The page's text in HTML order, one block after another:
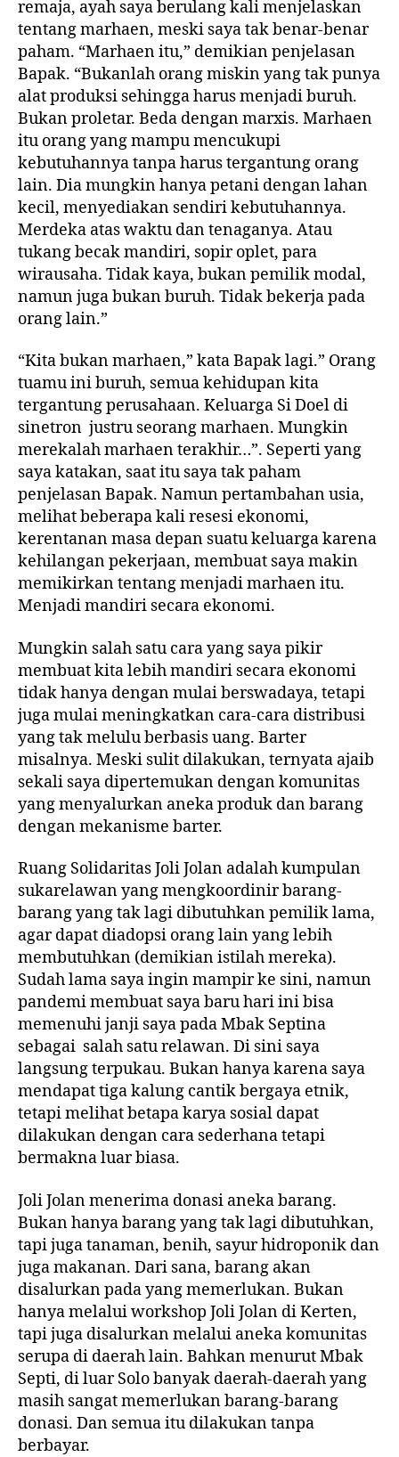
remaja, ayah saya berulang kali menjelaskan
tentang marhaen, meski saya tak benar-benar
paham. “Marhaen itu,” demikian penjelasan
Bapak. “Bukanlah orang miskin yang tak punya
alat produksi sehingga harus menjadi buruh.
Bukan proletar. Beda dengan marxis. Marhaen
itu orang yang mampu mencukupi
kebutuhannya tanpa harus tergantung orang
lain. Dia mungkin hanya petani dengan lahan
kecil, menyediakan sendiri kebutuhannya.
Merdeka atas waktu dan tenaganya. Atau
tukang becak mandiri, sopir oplet, para
wirausaha. Tidak kaya, bukan pemilik modal,
namun juga bukan buruh. Tidak bekerja pada
orang lain.”
“Kita bukan marhaen,” kata Bapak lagi.” Orang
tuamu ini buruh, semua kehidupan kita
tergantung perusahaan. Keluarga Si Doel di
sinetron justru seorang marhaen. Mungkin
merekalah marhaen terakhir…”. Seperti yang
saya katakan, saat itu saya tak paham
penjelasan Bapak. Namun pertambahan usia,
melihat beberapa kali resesi ekonomi,
kerentanan masa depan suatu keluarga karena
kehilangan pekerjaan, membuat saya makin
memikirkan tentang menjadi marhaen itu.
Menjadi mandiri secara ekonomi.
Mungkin salah satu cara yang saya pikir
membuat kita lebih mandiri secara ekonomi
tidak hanya dengan mulai berswadaya, tetapi
juga mulai meningkatkan cara-cara distribusi
yang tak melulu berbasis uang. Barter
misalnya. Meski sulit dilakukan, ternyata ajaib
sekali saya dipertemukan dengan komunitas
yang menyalurkan aneka produk dan barang
dengan mekanisme barter.
Ruang Solidaritas Joli Jolan adalah kumpulan
sukarelawan yang mengkoordinir barang-
barang yang tak lagi dibutuhkan pemilik lama,
agar dapat diadopsi orang lain yang lebih
membutuhkan (demikian istilah mereka).
Sudah lama saya ingin mampir ke sini, namun
pandemi membuat saya baru hari ini bisa
memenuhi janji saya pada Mbak Septina
sebagai salah satu relawan. Di sini saya
langsung terpukau. Bukan hanya karena saya
mendapat tiga kalung cantik bergaya etnik,
tetapi melihat betapa karya sosial dapat
dilakukan dengan cara sederhana tetapi
bermakna luar biasa.
Joli Jolan menerima donasi aneka barang.
Bukan hanya barang yang tak lagi dibutuhkan,
tapi juga tanaman, benih, sayur hidroponik dan
juga makanan. Dari sana, barang akan
disalurkan pada yang memerlukan. Bukan
hanya melalui workshop Joli Jolan di Kerten,
tapi juga disalurkan melalui aneka komunitas
serupa di daerah lain. Bahkan menurut Mbak
Septi, di luar Solo banyak daerah-daerah yang
masih sangat memerlukan barang-barang
donasi. Dan semua itu dilakukan tanpa
berbayar.